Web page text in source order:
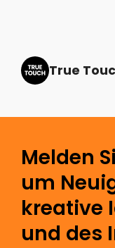
True
Melden
um
kreative
und des